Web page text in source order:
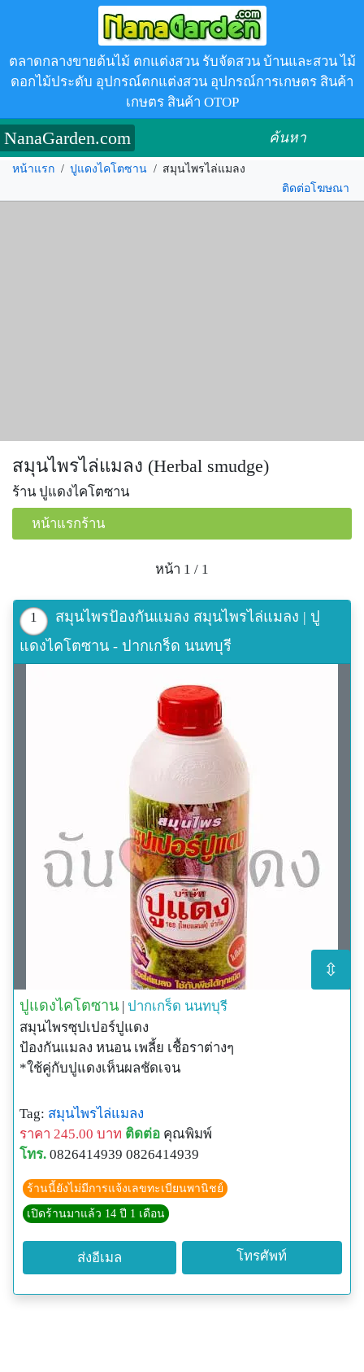
ตลาดกลางขายต้นไม้ ตกแต่งสวน รับจัดสวน บ้านและสวน ไม้
ดอกไม้ประดับ อุปกรณ์ตกแต่งสวน อุปกรณ์การเกษตร สินค้า
เกษตร สินค้า OTOP
NanaGarden.com ค้นหา
หน้าแรก / ปูแดงไคโตซาน / สมุนไพรไล่แมลง
ติดต่อโฆษณา
สมุนไพรไล่แมลง (Herbal smudge)
ร้าน ปูแดงไคโตซาน
หน้าแรกร้าน
หน้า 1 / 1
1
สมุนไพรป้องกันแมลง สมุนไพรไล่แมลง | ปู
แดงไคโตซาน - ปากเกร็ด นนทบุรี
⇳
ปูแดงไคโตซาน | ปากเกร็ด นนทบุรี
สมุนไพรซุปเปอร์ปูแดง
ป้องกันแมลง หนอน เพลี้ย เชื้อราต่างๆ
*ใช้คู่กับปูแดงเห็นผลชัดเจน
Tag: สมุนไพรไล่แมลง
ราคา 245.00 บาท ติดต่อ คุณพิมพ์
โทร. 0826414939 0826414939
ร้านนี้ยังไม่มีการแจ้งเลขทะเบียนพานิชย์
เปิดร้านมาแล้ว 14 ปี 1 เดือน
ส่งอีเมล โทรศัพท์